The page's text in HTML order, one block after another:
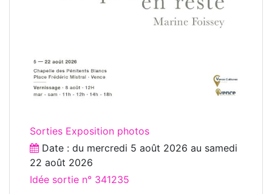
Sorties Exposition photos
Date : du mercredi 5 août 2026 au samedi
22 août 2026
Idée sortie n° 341235